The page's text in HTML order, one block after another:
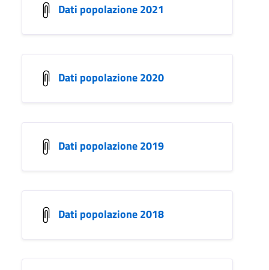
Dati popolazione 2021
Dati popolazione 2020
Dati popolazione 2019
Dati popolazione 2018